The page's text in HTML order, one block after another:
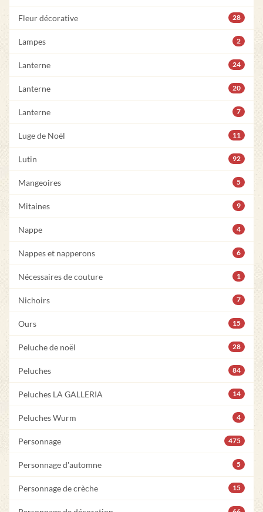
Fleur décorative 28
Lampes 2
Lanterne 24
Lanterne 20
Lanterne 7
Luge de Noël 11
Lutin 92
Mangeoires 5
Mitaines 9
Nappe 4
Nappes et napperons 6
Nécessaires de couture 1
Nichoirs 7
Ours 15
Peluche de noël 28
Peluches 84
Peluches LA GALLERIA 14
Peluches Wurm 4
Personnage 475
Personnage d'automne 5
Personnage de crèche 15